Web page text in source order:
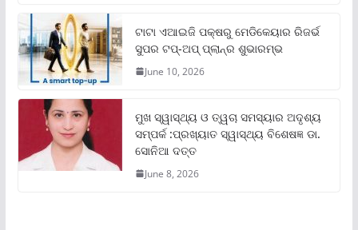
ଟାଟା ଏଆଇଜି ପକ୍ଷରୁ ମେଡିକେୟାର ରିଜର୍ଭ
ସୁପର ଟପ୍‌-ଅପ୍ ପ୍ଲାନ୍‌ର ଶୁଭାରମ୍ଭ
June 10, 2026
ମୁଖ ସ୍ୱାସ୍ଥ୍ୟ ଓ ତ୍ୱଚା ସମସ୍ୟାର ଅଦୃଶ୍ୟ
ସମ୍ପର୍କ :ପ୍ରଖ୍ୟାତ ସ୍ୱାସ୍ଥ୍ୟ ବିଶେଷଜ୍ଞ ଡା.
ସୋନିଆ ଦତ୍ତ
June 8, 2026